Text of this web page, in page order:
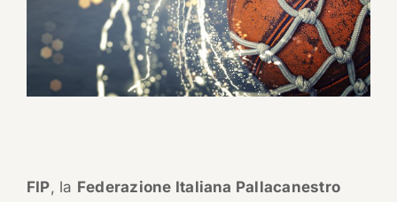
FIP, la Federazione Italiana Pallacanestro